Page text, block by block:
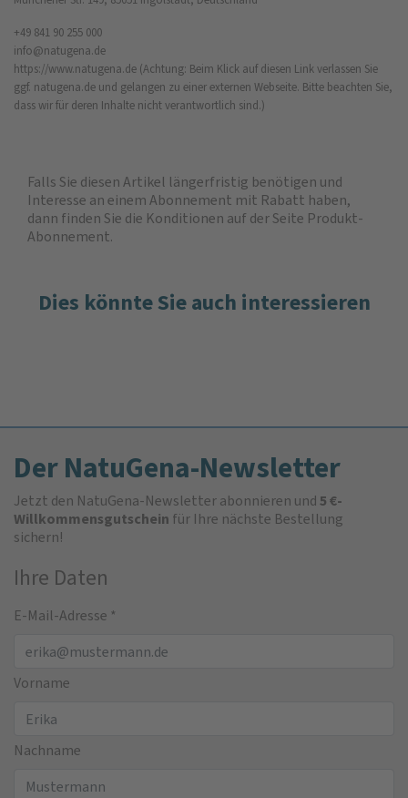
+49 841 90 255 000
info@natugena.de
https://www.natugena.de (Achtung: Beim Klick auf diesen Link verlassen Sie
ggf. natugena.de und gelangen zu einer externen Webseite. Bitte beachten Sie,
dass wir für deren Inhalte nicht verantwortlich sind.)
Falls Sie diesen Artikel längerfristig benötigen und
Interesse an einem Abonnement mit Rabatt haben,
dann finden Sie die Konditionen auf der Seite Produkt-
Abonnement.
Dies könnte Sie auch interessieren
Der NatuGena-Newsletter
Jetzt den NatuGena-Newsletter abonnieren und5 €-
Willkommensgutschein für Ihre nächste Bestellung
sichern!
Ihre Daten
E-Mail-Adresse *
Vorname
Nachname